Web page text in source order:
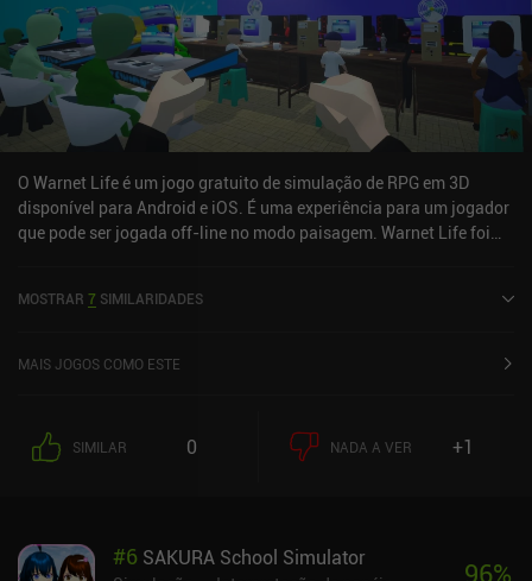
O Warnet Life é um jogo gratuito de simulação de RPG em 3D
disponível para Android e iOS. É uma experiência para um jogador
que pode ser jogada off-line no modo paisagem. Warnet Life foi
MOSTRAR 7 SIMILARIDADES
MAIS JOGOS COMO ESTE
SIMILAR 0 NADA A VER +1
#6 SAKURA School Simulator 96%